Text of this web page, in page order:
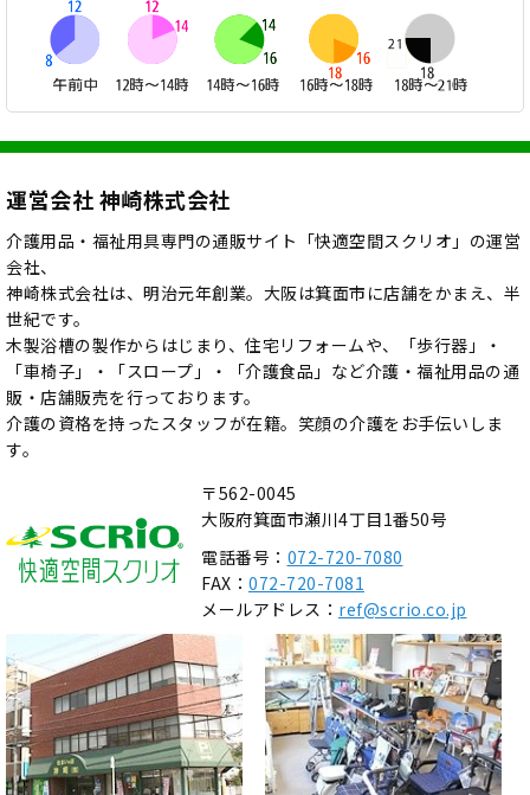
運営会社 神崎株式会社
介護用品・福祉用具専門の通販サイト「快適空間スクリオ」の運営
会社、
神崎株式会社は、明治元年創業。大阪は箕面市に店舗をかまえ、半
世紀です。
木製浴槽の製作からはじまり、住宅リフォームや、「歩行器」・
「車椅子」・「スロープ」・「介護食品」など介護・福祉用品の通
販・店舗販売を行っております。
介護の資格を持ったスタッフが在籍。笑顔の介護をお手伝いしま
す。
〒562-0045
大阪府箕面市瀬川4丁目1番50号
電話番号： 072-720-7080
FAX： 072-720-7081
メールアドレス： ref@scrio.co.jp